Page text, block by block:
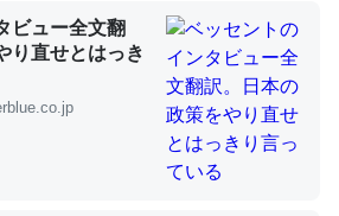
ルシウムも酸素も不足してて両方に不
てるのでは」とあって面白い。海に
ニ・ウミグモ）はカルシウムを使わ
筈だが、酵素が違うのか？
】昆虫学の大問題＝「昆虫はなぜ海にいな
ビュー全文翻
り直せとはっき